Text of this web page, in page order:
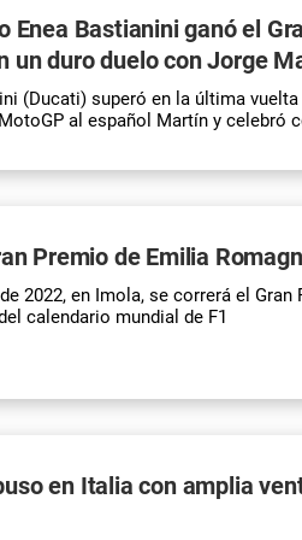
Enea Bastianini ganó el
un duro duelo con Jorge
(Ducati) superó en la última vuelta
al español Martín y celebró
Premio de Emilia
2022, en Imola, se correrá el Gran
calendario mundial de F1
en Italia con amplia